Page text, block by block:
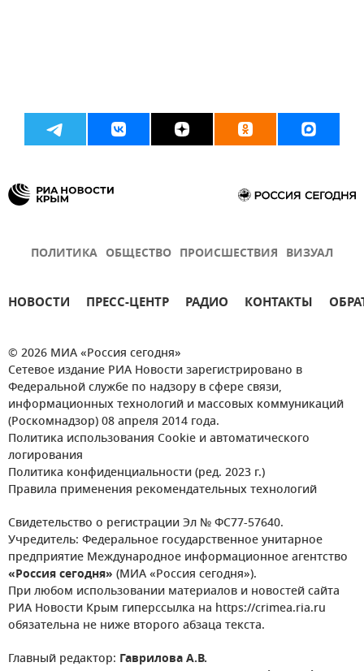
ПОЛИТИКА ОБЩЕСТВО ПРОИСШЕСТВИЯ ВИЗУАЛ
НОВОСТИ ПРЕСС-ЦЕНТР РАДИО КОНТАКТЫ
© 2026 МИА «Россия сегодня»
Сетевое издание РИА Новости зарегистрировано в
Федеральной службе по надзору в сфере связи,
информационных технологий и массовых коммуникаций
(Роскомнадзор) 08 апреля 2014 года.
Политика использования Cookie и автоматического
логирования
Политика конфиденциальности (ред. 2023 г.)
Правила применения рекомендательных технологий
Свидетельство о регистрации Эл № ФС77-57640.
Учредитель: Федеральное государственное унитарное
предприятие Международное информационное агентство
«Россия сегодня» (МИА «Россия сегодня»).
При любом использовании материалов и новостей сайта
РИА Новости Крым гиперссылка на https://crimea.ria.ru
обязательна не ниже второго абзаца текста.
Главный редактор: Гаврилова А.В.